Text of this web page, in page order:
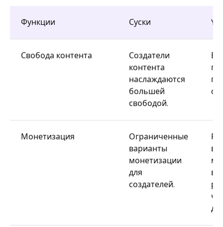
Функции Суски
Свобода контента
Создатели
контента
наслаждаются
большей
свободой.
Монетизация
Ограниченные
варианты
монетизации
для
создателей.